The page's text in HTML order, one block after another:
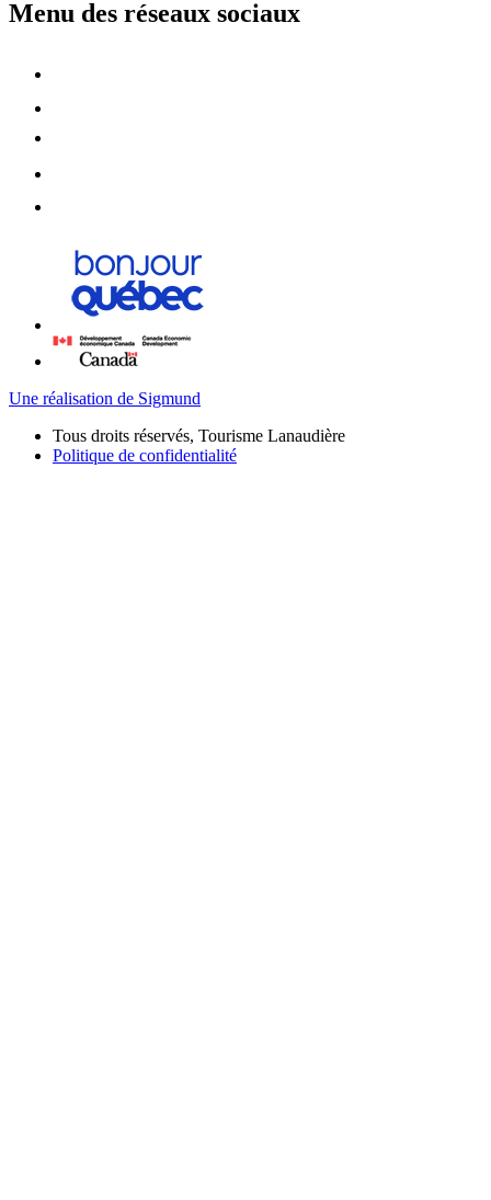
Menu des réseaux sociaux
Une réalisation de Sigmund
Tous droits réservés, Tourisme Lanaudière
Politique de confidentialité